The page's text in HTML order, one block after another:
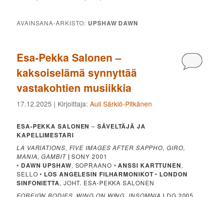
AVAINSANA-ARKISTO: UPSHAW DAWN
Esa-Pekka Salonen –
kaksoiselämä synnyttää
vastakohtien musiikkia
17.12.2025 | Kirjoittaja:Auli Särkiö-Pitkänen
ESA-PEKKA SALONEN –SÄVELTÄJÄ JA
KAPELLIMESTARI
LA VARIATIONS, FIVE IMAGES AFTER SAPPHO, GIRO,
MANIA, GAMBIT | SONY 2001
• DAWN UPSHAW, SOPRAANO •ANSSI KARTTUNEN,
SELLO • LOS ANGELESIN FILHARMONIKOT• LONDON
SINFONIETTA, JOHT. ESA-PEKKA SALONEN